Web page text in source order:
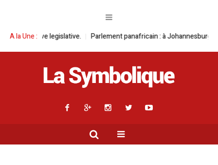
A la Une :Parlement panafricain : à Johannesburg, Aimé Boji Sangara